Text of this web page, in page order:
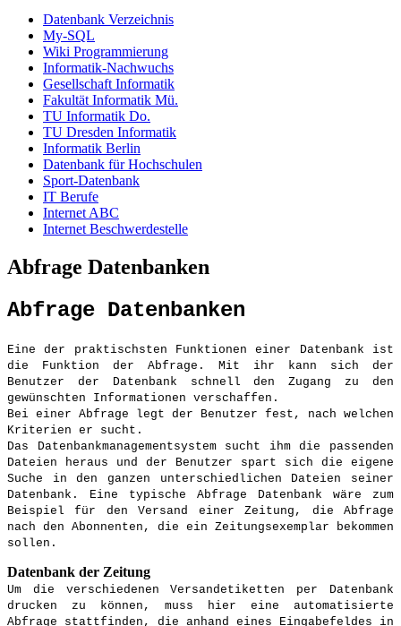
Datenbank Verzeichnis
My-SQL
Wiki Programmierung
Informatik-Nachwuchs
Gesellschaft Informatik
Fakultät Informatik Mü.
TU Informatik Do.
TU Dresden Informatik
Informatik Berlin
Datenbank für Hochschulen
Sport-Datenbank
IT Berufe
Internet ABC
Internet Beschwerdestelle
Abfrage Datenbanken
Abfrage Datenbanken
Eine der praktischsten Funktionen einer Datenbank ist
die Funktion der Abfrage. Mit ihr kann sich der
Benutzer der Datenbank schnell den Zugang zu den
gewünschten Informationen verschaffen.
Bei einer Abfrage legt der Benutzer fest, nach welchen
Kriterien er sucht.
Das Datenbankmanagementsystem sucht ihm die passenden
Dateien heraus und der Benutzer spart sich die eigene
Suche in den ganzen unterschiedlichen Dateien seiner
Datenbank. Eine typische Abfrage Datenbank wäre zum
Beispiel für den Versand einer Zeitung, die Abfrage
nach den Abonnenten, die ein Zeitungsexemplar bekommen
sollen.
Datenbank der Zeitung
Um die verschiedenen Versandetiketten per Datenbank
drucken zu können, muss hier eine automatisierte
Abfrage stattfinden, die anhand eines Eingabefeldes in